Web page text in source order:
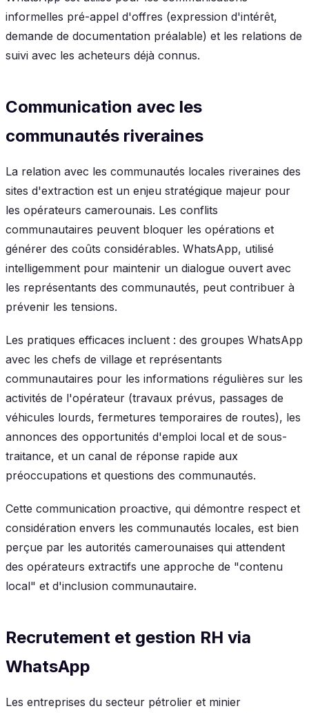
informelles pré-appel d'offres (expression d'intérêt,
demande de documentation préalable) et les relations de
suivi avec les acheteurs déjà connus.
Communication avec les
communautés riveraines
La relation avec les communautés locales riveraines des
sites d'extraction est un enjeu stratégique majeur pour
les opérateurs camerounais. Les conflits
communautaires peuvent bloquer les opérations et
générer des coûts considérables. WhatsApp, utilisé
intelligemment pour maintenir un dialogue ouvert avec
les représentants des communautés, peut contribuer à
prévenir les tensions.
Les pratiques efficaces incluent : des groupes WhatsApp
avec les chefs de village et représentants
communautaires pour les informations régulières sur les
activités de l'opérateur (travaux prévus, passages de
véhicules lourds, fermetures temporaires de routes), les
annonces des opportunités d'emploi local et de sous-
traitance, et un canal de réponse rapide aux
préoccupations et questions des communautés.
Cette communication proactive, qui démontre respect et
considération envers les communautés locales, est bien
perçue par les autorités camerounaises qui attendent
des opérateurs extractifs une approche de "contenu
local" et d'inclusion communautaire.
Recrutement et gestion RH via
WhatsApp
Les entreprises du secteur pétrolier et minier